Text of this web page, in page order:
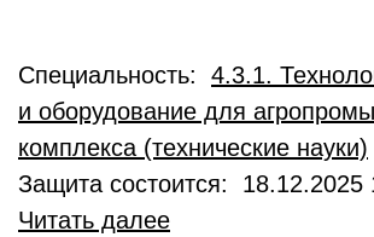
Специальность: 4.3.1.
и оборудование для
комплекса (технические науки)
Защита состоится: 18.12.2025
Читать далее